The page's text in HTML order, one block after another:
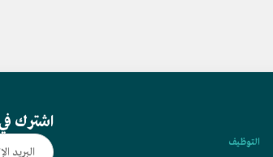
التوظيف
اشترك